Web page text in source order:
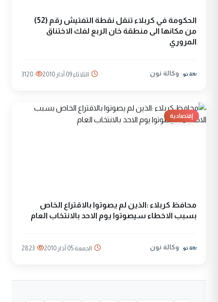
الحكومة في كربلاء تنقل نقطة التفتيش رقم (52)
من مكانها الى منطقة خان الربع لفك الاختناق
المروري
وكالة نون الثلاثاء 09 آذار 2010 3120
إقتصادية
محافظ كربلاء :الذين لم يصوتوا بالاقتراع الخاص
بسبب الاخطاء سيصوتوا يوم الاحد بالانتخاب العام
وكالة نون الجمعة 05 آذار 2010 2823